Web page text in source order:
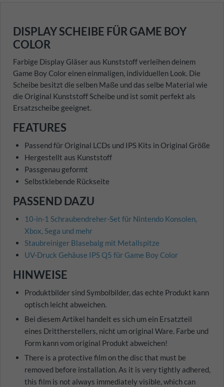
DISPLAY SCHEIBE FÜR GAME BOY
COLOR
Farbige Display Gläser aus Kunststoff verleihen deinem
Game Boy Color einen einmaligen, individuellen Look. Die
Scheibe besitzt die selben Maße und das selbe Material wie
die Original Kunststoff Scheibe und ist somit perfekt als
Ersatzscheibe geeignet.
FEATURES
Passend für Original LCDs und IPS Kits in Original Größe
Hergestellt aus Kunststoff
Passgenau geformt
Selbstklebende Rückseite
PASSEND DAZU
10-in-1 Schraubendreher-Set für Nintendo Konsolen,
Xbox, Sega und mehr
Staubreiniger Blasebalg mit Metallspitze
UV-Druck Gehäuse IPS Q5 für Game Boy Color
HINWEISE
Produktbilder sind Symbolbilder, das echte Produkt kann
optisch leicht abweichen.
Bei diesem Artikel handelt es sich um ein Ersatzteil
eines Drittherstellers, nicht um original Ware. Farbe und
Form kann vom original Produkt abweichen!
There is a protective film on the disc that must be
removed before installation. As it is very tightly adhered,
this film is not always immediately visible, which can